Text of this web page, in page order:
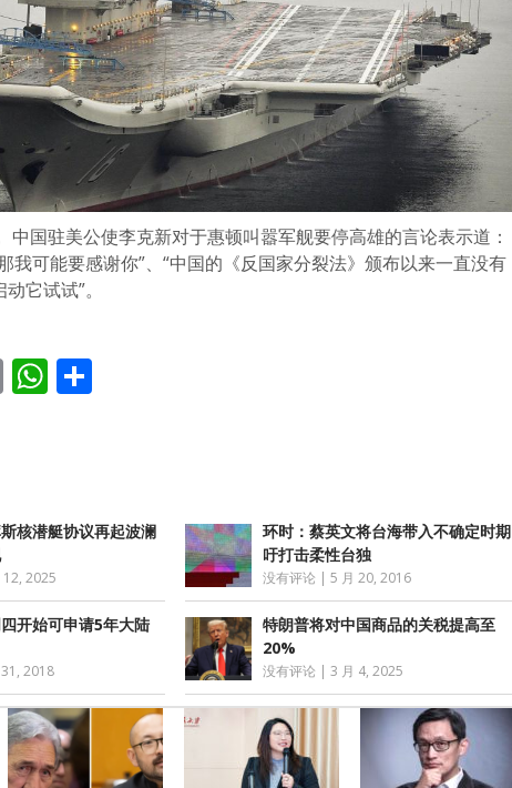
中国驻美公使李克新对于惠顿叫嚣军舰要停高雄的言论表示道：
我可能要感谢你”、“中国的《反国家分裂法》颁布以来一直没有
它试试”。
EmailWhatsApp
核潜艇协议再起波澜
12, 2025
环时：蔡英文将台海带入不确定时期
吁打击柔性台独
没有评论 |5 月 20, 2016
开始可申请5年大陆
2018
特朗普将对中国商品的关税提高至
20%
没有评论 |3 月 4, 2025